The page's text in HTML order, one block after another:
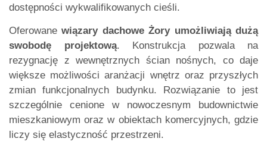
dostępności wykwalifikowanych cieśli.
Oferowanewiązary dachowe Żory umożliwiają dużą
swobodę projektową. Konstrukcja pozwala na
rezygnację z wewnętrznych ścian nośnych, co daje
większe możliwości aranżacji wnętrz oraz przyszłych
zmian funkcjonalnych budynku. Rozwiązanie to jest
szczególnie cenione w nowoczesnym budownictwie
mieszkaniowym oraz w obiektach komercyjnych, gdzie
liczy się elastyczność przestrzeni.